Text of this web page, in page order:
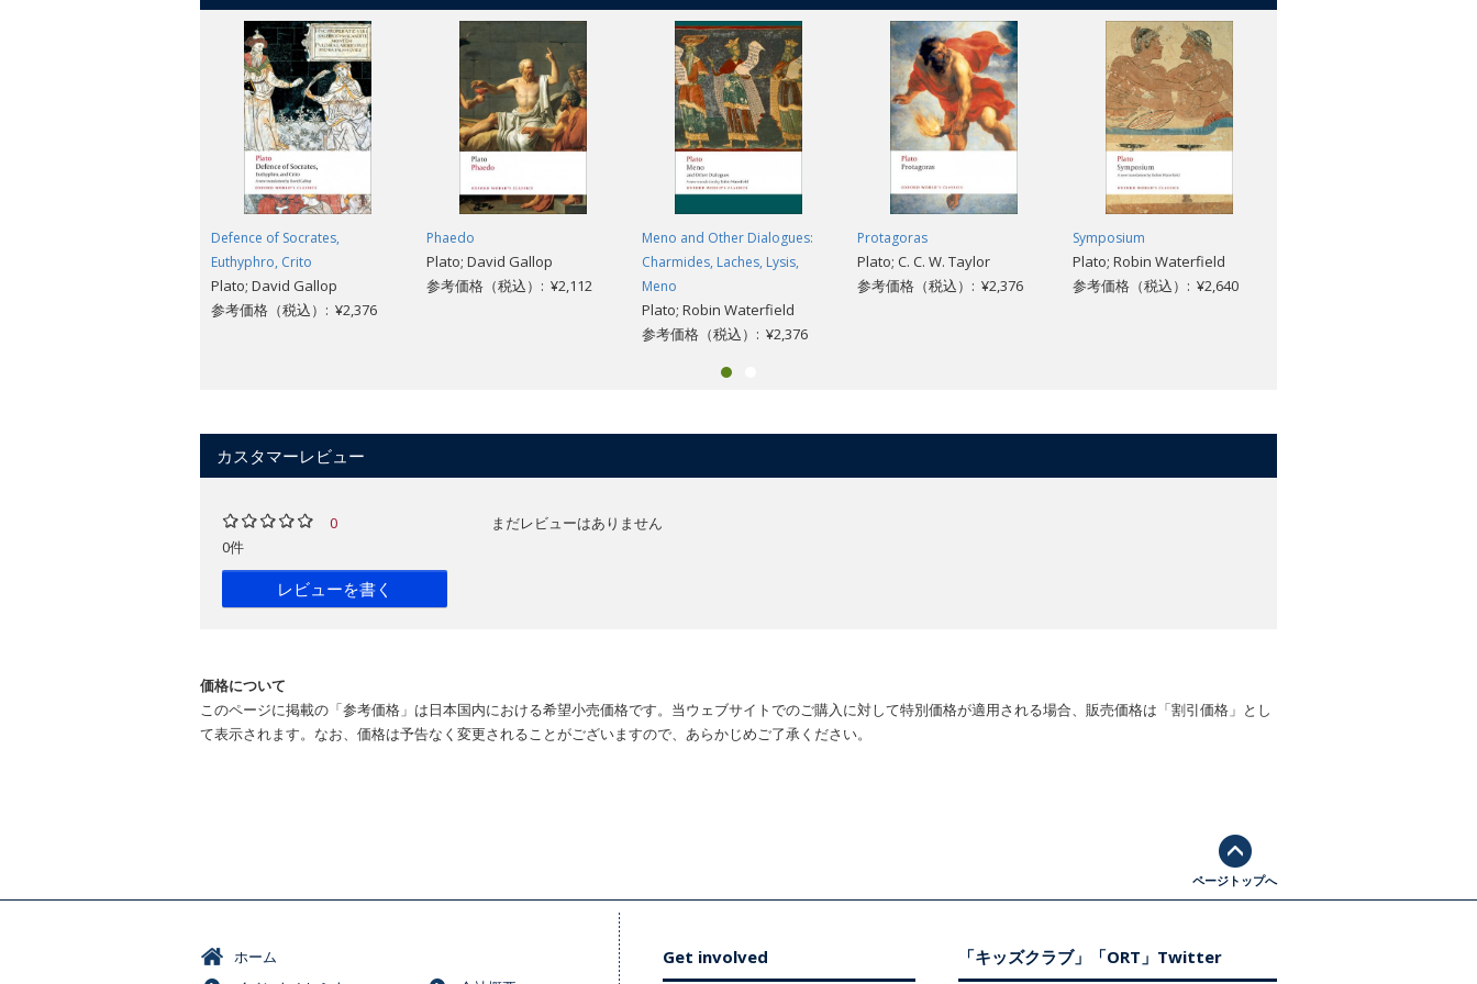
Defence of Socrates,
Euthyphro, Crito
Plato; David Gallop
参考価格（税込）: ¥2,376
Phaedo
Plato; David Gallop
参考価格（税込）: ¥2,112
Meno and Other Dialogues:
Charmides, Laches, Lysis,
Meno
Plato; Robin Waterfield
参考価格（税込）: ¥2,376
Protagoras
Plato; C. C. W. Taylor
参考価格（税込）: ¥2,376
Symposium
Plato; Robin Waterfield
参考価格（税込）: ¥2,640
カスタマーレビュー
0
0件
レビューを書く
まだレビューはありません
価格について
このページに掲載の「参考価格」は日本国内における希望小売価格です。当ウェブサイトでのご購入に対して特別価格が適用される場合、販売価格は「割引価格」とし
て表示されます。なお、価格は予告なく変更されることがございますので、あらかじめご了承ください。
ページトップへ
ホーム
Get involved 「キッズクラブ」「ORT」Twitter